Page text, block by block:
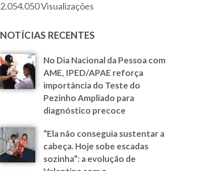
2.054.050 Visualizações
NOTÍCIAS RECENTES
No Dia Nacional da Pessoa com
AME, IPED/APAE reforça
importância do Teste do
Pezinho Ampliado para
diagnóstico precoce
“Ela não conseguia sustentar a
cabeça. Hoje sobe escadas
sozinha”: a evolução de